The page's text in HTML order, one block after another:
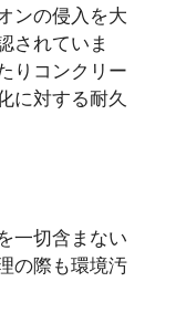
ンの侵入を大
されていま
りコンクリー
に対する耐久
一切含まない
の際も環境汚